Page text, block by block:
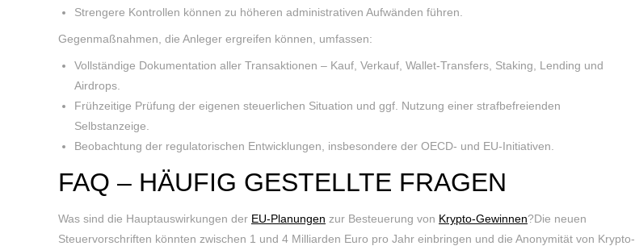
Strengere Kontrollen können zu höheren administrativen Aufwänden führen.
Gegenmaßnahmen, die Anleger ergreifen können, umfassen:
Vollständige Dokumentation aller Transaktionen – Kauf, Verkauf, Wallet-Transfers, Staking, Lending und
Airdrops.
Frühzeitige Prüfung der eigenen steuerlichen Situation und ggf. Nutzung einer strafbefreienden
Selbstanzeige.
Beobachtung der regulatorischen Entwicklungen, insbesondere der OECD- und EU-Initiativen.
FAQ – HÄUFIG GESTELLTE FRAGEN
Was sind die Hauptauswirkungen der EU-Planungen zur Besteuerung von Krypto-Gewinnen?Die neuen
Steuervorschriften könnten zwischen 1 und 4 Milliarden Euro pro Jahr einbringen und die Anonymität von Krypto-